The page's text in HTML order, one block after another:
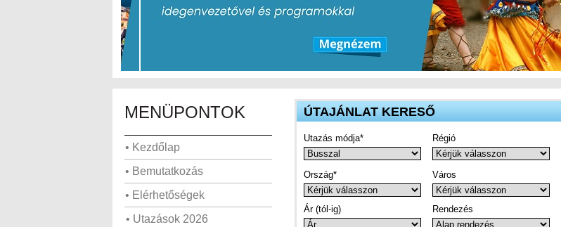
MENÜPONTOK
• Kezdőlap
• Bemutatkozás
• Elérhetőségek
• Utazások 2026
ÚTAJÁNLAT KERESŐ
Utazás módja* Régió
Ország* Város
Ár (tól-ig) Rendezés